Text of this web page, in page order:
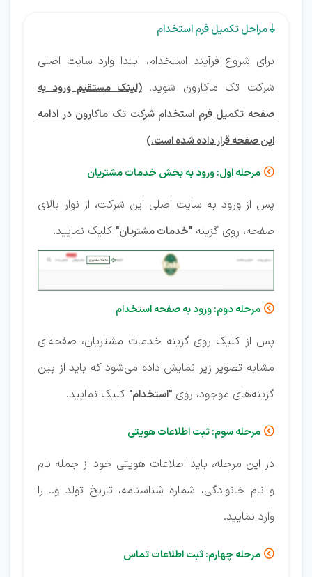
 مراحل تکمیل فرم استخدام
برای شروع فرآیند استخدام، ابتدا وارد سایت اصلی
شرکت تک ماکارون شوید.(لینک مستقیم ورود به
صفحه تکمیل فرم استخدام شرکت تک ماکارون در ادامه
این صفحه قرار داده شده است.)
 مرحله اول: ورود به بخش خدمات مشتریان
پس از ورود به سایت اصلی این شرکت، از نوار بالای
صفحه، روی گزینه "خدمات مشتریان" کلیک نمایید.
 مرحله دوم: ورود به صفحه استخدام
پس از کلیک روی گزینه خدمات مشتریان، صفحه‌ای
مشابه تصویر زیر نمایش داده می‌شود که باید از بین
گزینه‌های موجود، روی "استخدام" کلیک نمایید.
 مرحله سوم: ثبت اطلاعات هویتی
در این مرحله، باید اطلاعات هویتی خود از جمله نام
و نام خانوادگی، شماره شناسنامه، تاریخ تولد و.. را
وارد نمایید.
 مرحله چهارم: ثبت اطلاعات تماس